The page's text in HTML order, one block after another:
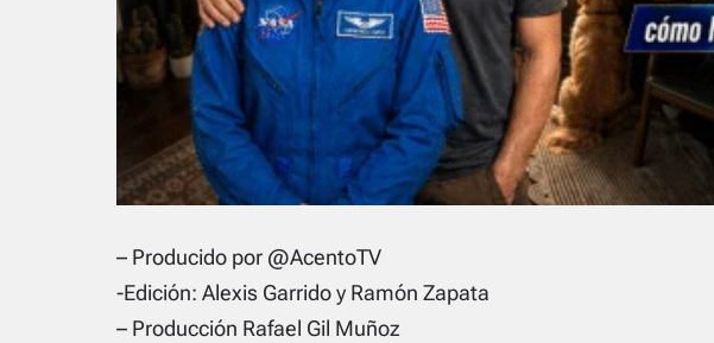
– Producido por @AcentoTV
-Edición: Alexis Garrido y Ramón Zapata
– Producción Rafael Gil Muñoz